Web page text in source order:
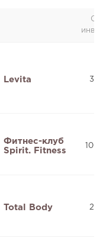
Levita 3
Фитнес-клуб
Spirit. Fitness
100
Total Body 2